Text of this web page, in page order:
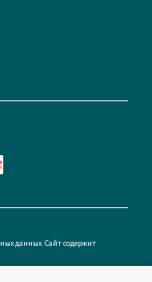
данных. Сайт содержит